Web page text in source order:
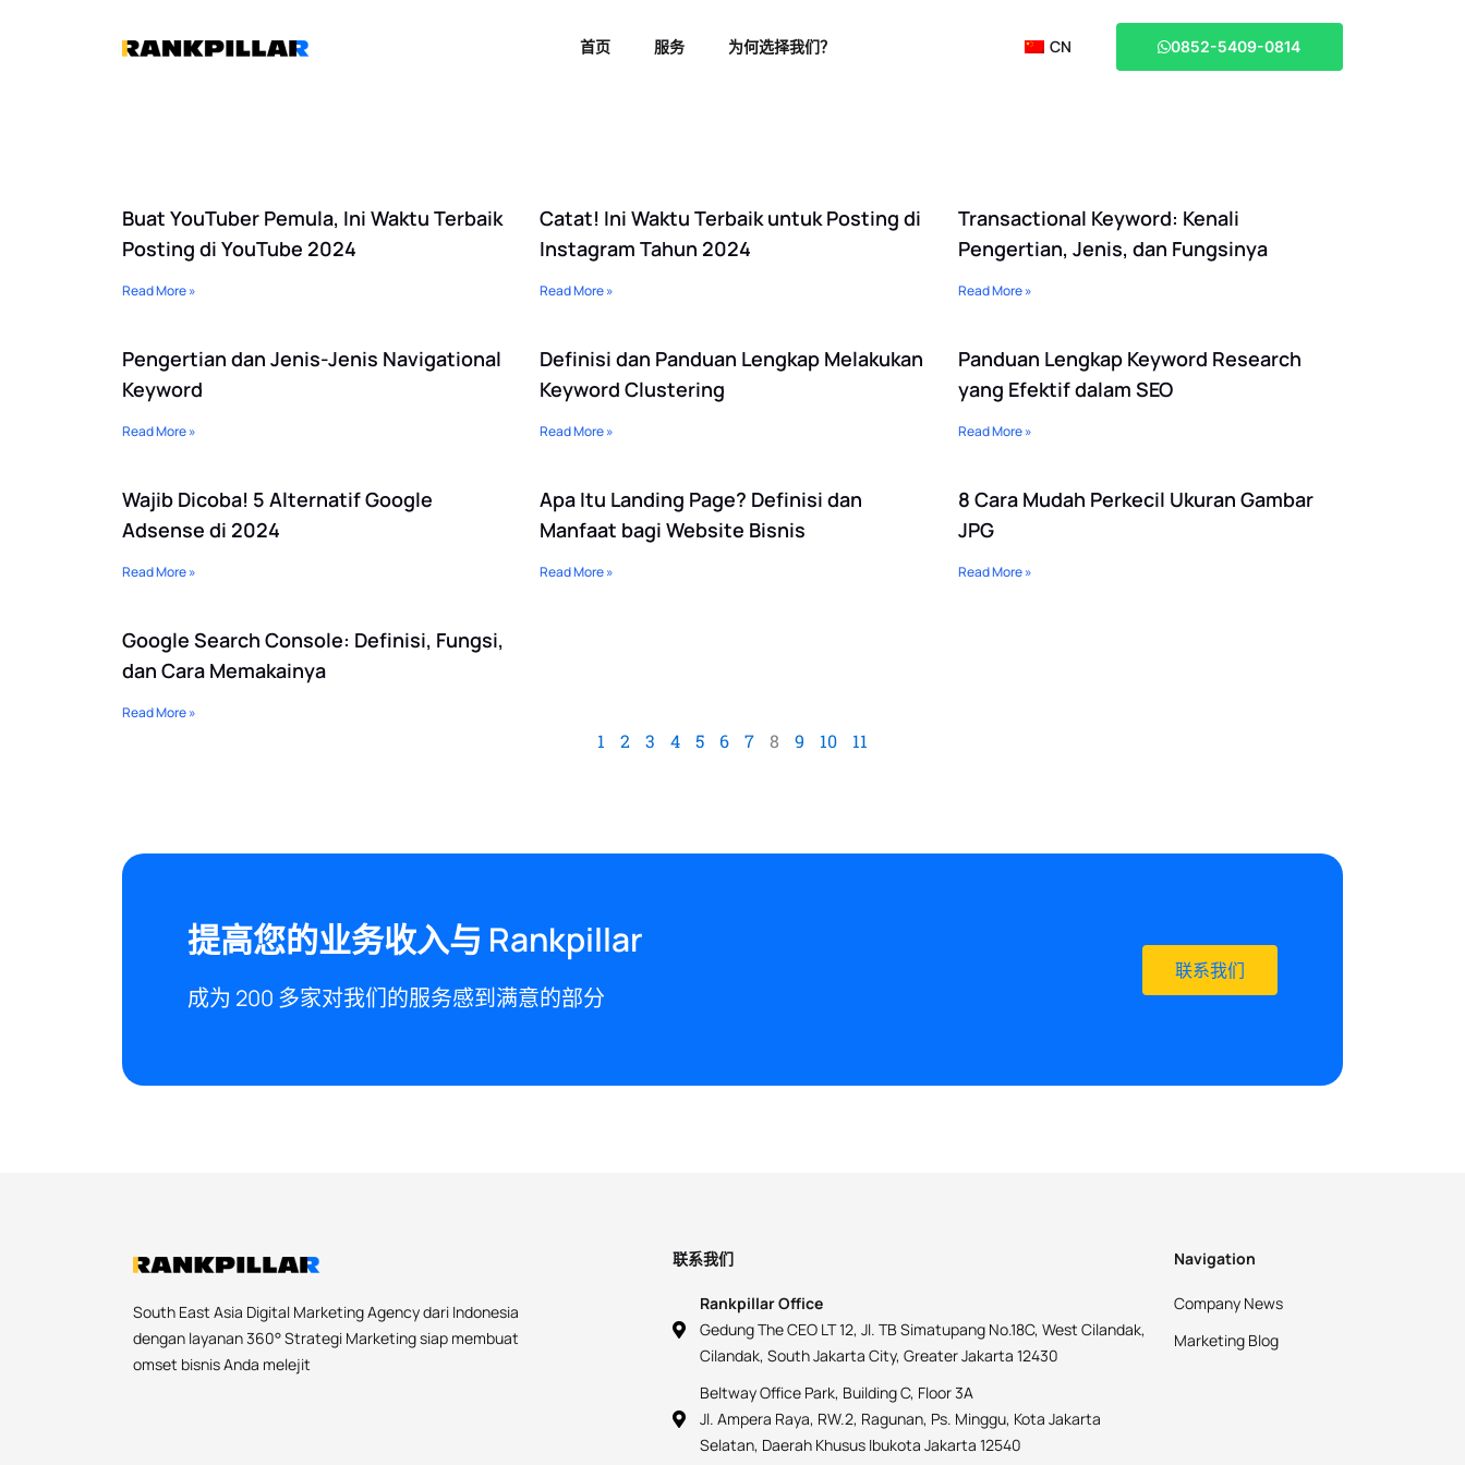
首页 服务 为何选择我们？ CN 0852-5409-0814
Buat YouTuber Pemula, Ini Waktu Terbaik
Posting di YouTube 2024
Read More »
Catat! Ini Waktu Terbaik untuk Posting di
Instagram Tahun 2024
Read More »
Transactional Keyword: Kenali
Pengertian, Jenis, dan Fungsinya
Read More »
Pengertian dan Jenis-Jenis Navigational
Keyword
Read More »
Definisi dan Panduan Lengkap Melakukan
Keyword Clustering
Read More »
Panduan Lengkap Keyword Research
yang Efektif dalam SEO
Read More »
Wajib Dicoba! 5 Alternatif Google
Adsense di 2024
Read More »
Apa Itu Landing Page? Definisi dan
Manfaat bagi Website Bisnis
Read More »
8 Cara Mudah Perkecil Ukuran Gambar
JPG
Read More »
Google Search Console: Definisi, Fungsi,
dan Cara Memakainya
Read More »
1 2 3 4 5 6 7 8 9 10 11
提高您的业务收入与 Rankpillar
成为 200 多家对我们的服务感到满意的部分
联系我们
South East Asia Digital Marketing Agency dari Indonesia
dengan layanan 360° Strategi Marketing siap membuat
omset bisnis Anda melejit
联系我们
Rankpillar Office
Gedung The CEO LT 12, Jl. TB Simatupang No.18C, West Cilandak,
Cilandak, South Jakarta City, Greater Jakarta 12430
Beltway Office Park, Building C, Floor 3A
Jl. Ampera Raya, RW.2, Ragunan, Ps. Minggu, Kota Jakarta
Selatan, Daerah Khusus Ibukota Jakarta 12540
Navigation
Company News
Marketing Blog